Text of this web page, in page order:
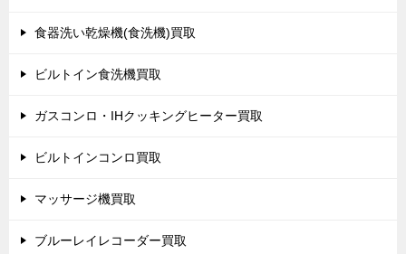
食器洗い乾燥機(食洗機)買取
ビルトイン食洗機買取
ガスコンロ・IHクッキングヒーター買取
ビルトインコンロ買取
マッサージ機買取
ブルーレイレコーダー買取